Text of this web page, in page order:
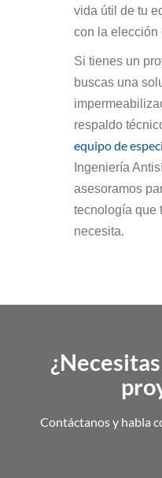
vida útil de tu
con la elección
Si tienes un
buscas una
respaldo
equipo de
Ingeniería
asesoramos
tecnología que
necesita.
Contáctanos y habla